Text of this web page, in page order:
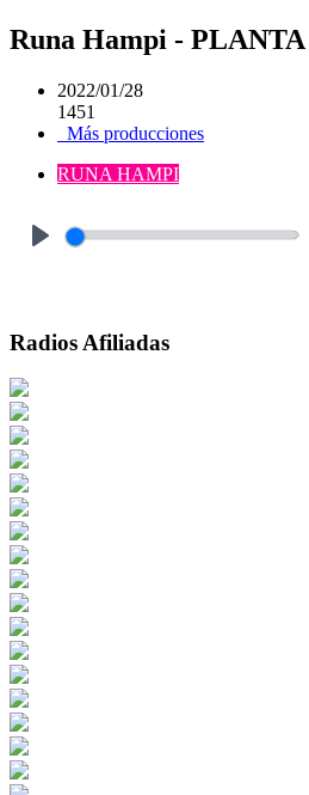
Runa Hampi -
2022/01/28
1451
Más producciones
RUNA HAMPI
Radios Afiliadas